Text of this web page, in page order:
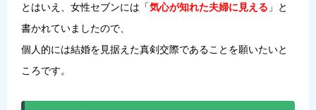
とはいえ、女性セブンには「気心が知れた夫婦に見える 」と
書かれていましたので、
個人的には結婚を見据えた真剣交際であることを願いたいと
ころです。